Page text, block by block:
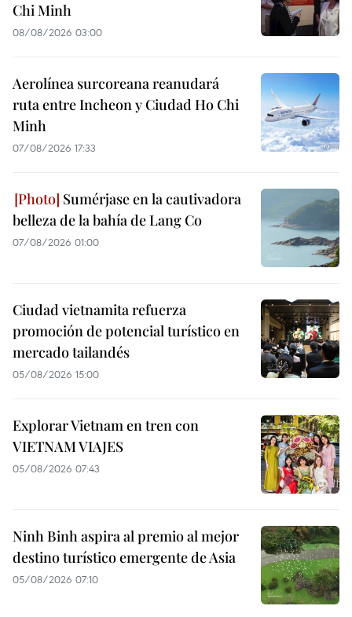
Chi Minh
08/08/2026 03:00
Aerolínea surcoreana reanudará
ruta entre Incheon y Ciudad Ho Chi
Minh
07/08/2026 17:33
Sumérjase en la cautivadora
belleza de la bahía de Lang Co
07/08/2026 01:00
Ciudad vietnamita refuerza
promoción de potencial turístico en
mercado tailandés
05/08/2026 15:00
Explorar Vietnam en tren con
VIETNAM VIAJES
05/08/2026 07:43
Ninh Binh aspira al premio al mejor
destino turístico emergente de Asia
05/08/2026 07:10